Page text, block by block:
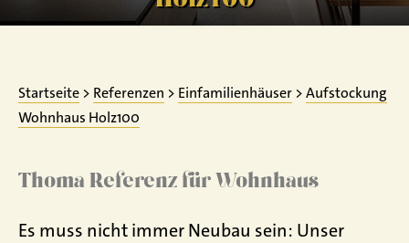
Startseite > Referenzen > Einfamilienhäuser >Aufstockung
Wohnhaus Holz100
Thoma Referenz für Wohnhaus
Es muss nicht immer Neubau sein: Unser